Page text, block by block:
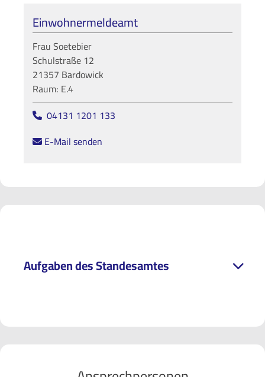
Einwohnermeldeamt
Frau Soetebier
Schulstraße 12
21357 Bardowick
Raum: E.4
04131 1201 133
E-Mail senden
Aufgaben des Standesamtes
Kirchenaustritte